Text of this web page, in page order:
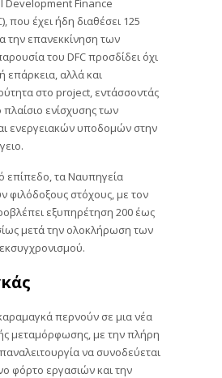
που έχει ήδη διαθέσει 125
την επανεκκίνηση των
του DFC προσδίδει όχι
επάρκεια, αλλά και
στο project, εντάσσοντάς
ενίσχυσης των
ενεργειακών υποδομών στην
επίπεδο, τα Ναυπηγεία
φιλόδοξους στόχους, με τον
εξυπηρέτηση 200 έως
μετά την ολοκλήρωση των
περνούν σε μια νέα
μεταμόρφωσης, με την πλήρη
να συνοδεύεται
φόρτο εργασιών και την